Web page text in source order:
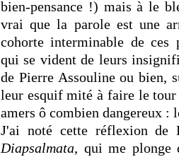
bien-pensance !) mais à le
vrai que la parole est une
cohorte interminable de ces
qui se vident de leurs
de Pierre Assouline ou bien,
leur esquif mité à faire le
amers ô combien dangereux :
J'ai noté cette réflexion de
Diapsalmata, qui me plonge